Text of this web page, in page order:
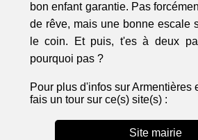
bon enfant garantie. Pas
de rêve, mais une bonne escale
le coin. Et puis, t'es à deux
pourquoi pas ?
Pour plus d'infos sur Armentières
fais un tour sur ce(s) site(s) :
Site mairie